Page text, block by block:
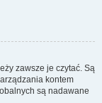
zawsze je czytać. Są
kontem
są nadawane